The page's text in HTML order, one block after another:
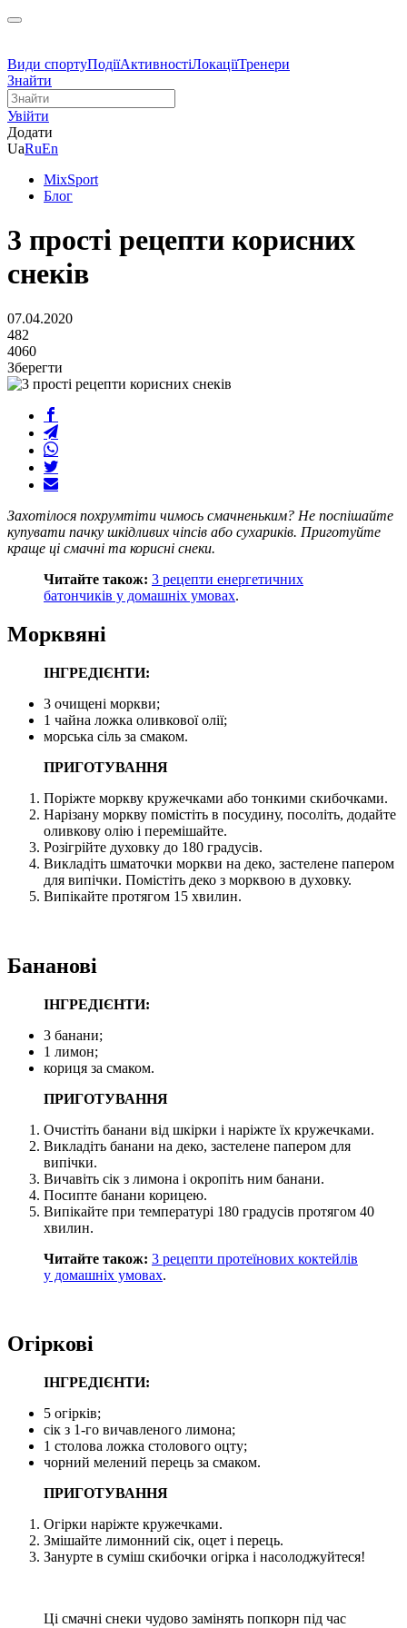
Види спортуПодіїАктивностіЛокаціїТренери
Знайти
Увійти
Додати
UaRuEn
MixSport
Блог
3 прості рецепти корисних
снеків
07.04.2020
482
4060
Зберегти
Захотілося похрумтіти чимось смачненьким? Не поспішайте
купувати пачку шкідливих чіпсів або сухариків. Приготуйте
краще ці смачні та корисні снеки.
Читайте також: 3 рецепти енергетичних
батончиків у домашніх умовах.
Морквяні
ІНГРЕДІЄНТИ:
3 очищені моркви;
1 чайна ложка оливкової олії;
морська сіль за смаком.
ПРИГОТУВАННЯ
Поріжте моркву кружечками або тонкими скибочками.
Нарізану моркву помістіть в посудину, посоліть, додайте
оливкову олію і перемішайте.
Розігрійте духовку до 180 градусів.
Викладіть шматочки моркви на деко, застелене папером
для випічки. Помістіть деко з морквою в духовку.
Випікайте протягом 15 хвилин.
Бананові
ІНГРЕДІЄНТИ:
3 банани;
1 лимон;
кориця за смаком.
ПРИГОТУВАННЯ
Очистіть банани від шкірки і наріжте їх кружечками.
Викладіть банани на деко, застелене папером для
випічки.
Вичавіть сік з лимона і окропіть ним банани.
Посипте банани корицею.
Випікайте при температурі 180 градусів протягом 40
хвилин.
Читайте також: 3 рецепти протеїнових коктейлів
у домашніх умовах.
Огіркові
ІНГРЕДІЄНТИ:
5 огірків;
сік з 1-го вичавленого лимона;
1 столова ложка столового оцту;
чорний мелений перець за смаком.
ПРИГОТУВАННЯ
Огірки наріжте кружечками.
Змішайте лимонний сік, оцет і перець.
Занурте в суміш скибочки огірка і насолоджуйтеся!
Ці смачні снеки чудово замінять попкорн під час